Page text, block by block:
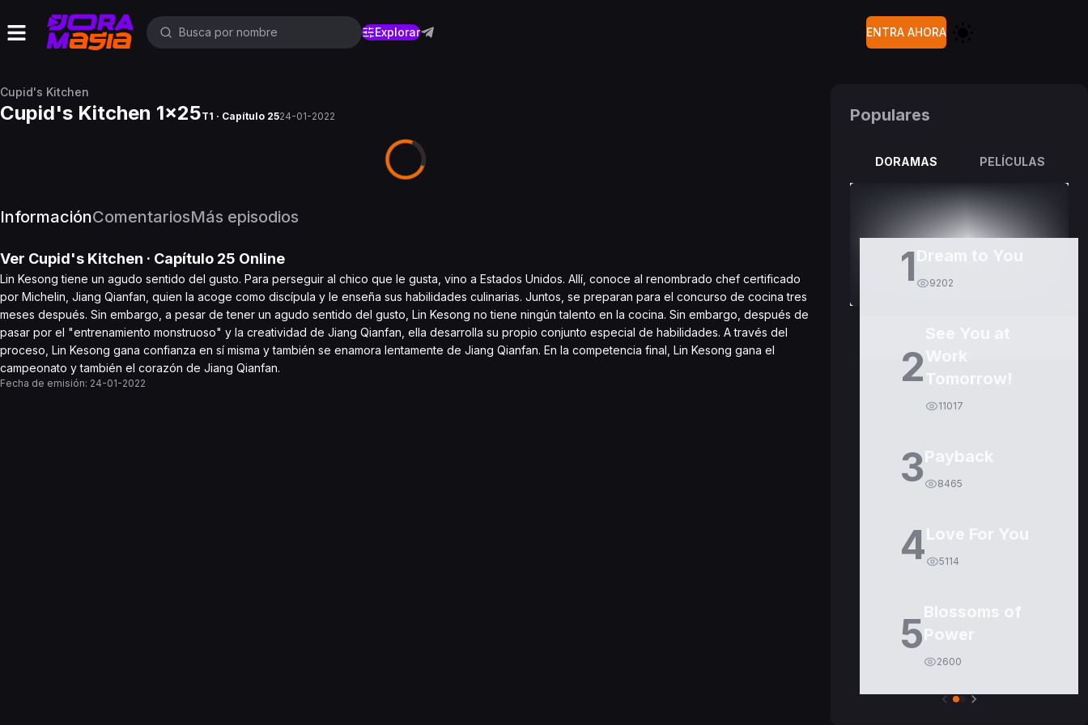
Explorar ENTRA AHORA
Cupid's Kitchen
Cupid's Kitchen 1x25T1 · Capítulo 2524-01-2022
InformaciónComentariosMás episodios
Ver Cupid's Kitchen · Capítulo 25 Online
Lin Kesong tiene un agudo sentido del gusto. Para perseguir al chico que le gusta, vino a Estados Unidos. Allí, conoce al renombrado chef certificado
por Michelin, Jiang Qianfan, quien la acoge como discípula y le enseña sus habilidades culinarias. Juntos, se preparan para el concurso de cocina tres
meses después. Sin embargo, a pesar de tener un agudo sentido del gusto, Lin Kesong no tiene ningún talento en la cocina. Sin embargo, después de
pasar por el "entrenamiento monstruoso" y la creatividad de Jiang Qianfan, ella desarrolla su propio conjunto especial de habilidades. A través del
proceso, Lin Kesong gana confianza en sí misma y también se enamora lentamente de Jiang Qianfan. En la competencia final, Lin Kesong gana el
campeonato y también el corazón de Jiang Qianfan.
Fecha de emisión: 24-01-2022
Populares
DORAMAS PELÍCULAS
1 9202
2Work
Tomorrow!
11017
3Payback
8465
4Love For You
5114
5Blossoms of
Power
2600